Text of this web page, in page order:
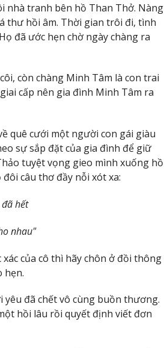
nhà tranh bên hồ Than Thở. Nàng
thư hồi âm. Thời gian trôi đi, tình
đã ước hẹn chờ ngày chàng ra
còn chàng Minh Tâm là con trai
cấp nên gia đình Minh Tâm ra
quê cưới một người con gái giàu
sự sắp đặt của gia đình để giữ
tuyệt vọng gieo mình xuống hồ
câu thơ đầy nỗi xót xa:
hết
nhau"
của cô thì hãy chôn ở đồi thông
hẹn.
đã chết vô cùng buồn thương.
hồi lâu rồi quyết định viết đơn